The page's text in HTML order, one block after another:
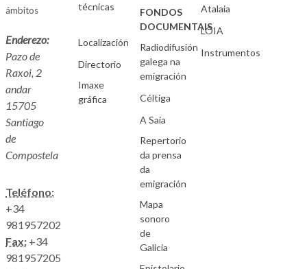
ámbitos
Enderezo:
Pazo de
Raxoi, 2
andar
15705
Santiago
de
Compostela
Teléfono:
+34
981957202
Fax: +34
981957205
técnicas
Localización
Directorio
Imaxe
gráfica
FONDOS
DOCUMENTAIS
Radiodifusión
galega na
emigración
Céltiga
A Saia
Repertorio
da prensa
da
emigración
Mapa
sonoro
de
Galicia
Atalaia
LOIA
Instrumentos